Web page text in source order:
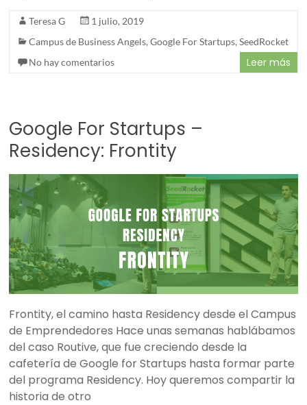
Teresa G
1 julio, 2019
Campus de Business Angels,Google For Startups,SeedRocket
No hay comentarios
Leer más
Google For Startups –
Residency: Frontity
Frontity, el camino hasta Residency desde el Campus
de Emprendedores Hace unas semanas hablábamos
del caso Routive, que fue creciendo desde la
cafetería de Google for Startups hasta formar parte
del programa Residency. Hoy queremos compartir la
historia de otro